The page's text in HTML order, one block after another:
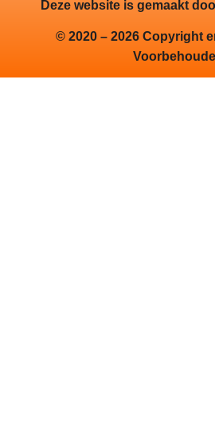
Deze website is gemaakt
© 2020 – 2026 Copyright